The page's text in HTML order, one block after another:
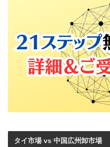
タイ市場 vs 中国広州卸市場